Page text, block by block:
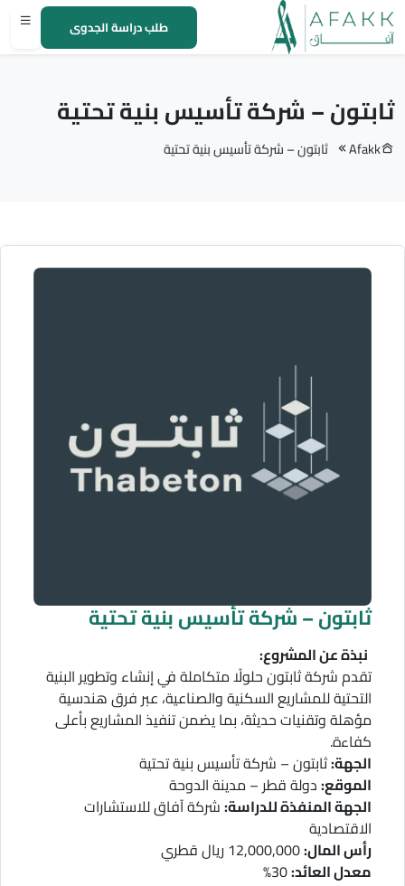
طلب دراسة الجدوى
ثابتون – شركة تأسيس بنية تحتية
Afakk ثابتون – شركة تأسيس بنية تحتية
ثابتون – شركة تأسيس بنية تحتية
نبذة عن المشروع:
تقدم شركة ثابتون حلولًا متكاملة في إنشاء وتطوير البنية
التحتية للمشاريع السكنية والصناعية، عبر فرق هندسية
مؤهلة وتقنيات حديثة، بما يضمن تنفيذ المشاريع بأعلى
كفاءة.
الجهة:ثابتون – شركة تأسيس بنية تحتية
الموقع:دولة قطر – مدينة الدوحة
الجهة المنفذة للدراسة:شركة آفاق للاستشارات
الاقتصادية
رأس المال:
معدل العائد: